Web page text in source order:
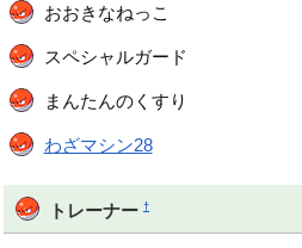
おおきなねっこ
スペシャルガード
まんたんのくすり
わざマシン28
トレーナー †